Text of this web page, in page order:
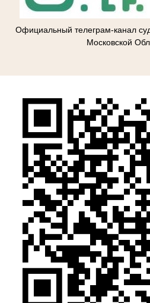
Официальный телеграм-канал
Московской